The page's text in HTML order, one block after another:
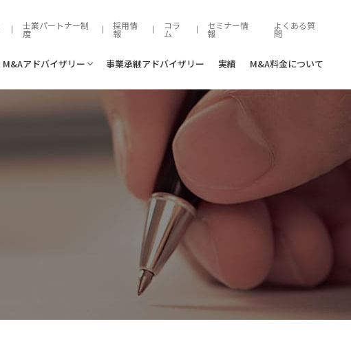
士業パートナー制
度
採用情
報
コラ
ム
セミナー情
報
よくある質
問
M&Aアドバイザリー 事業承継アドバイザリー 実績 M&A料金について